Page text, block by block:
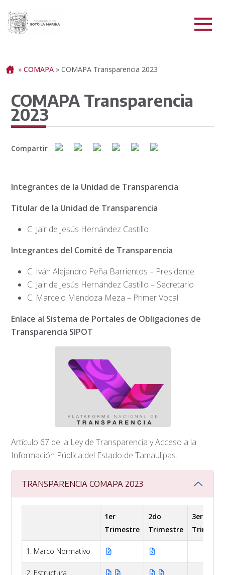
Portada
» COMAPA » COMAPA Transparencia 2023
COMAPA Transparencia
2023
Compartir
Integrantes de la Unidad de Transparencia
Titular de la Unidad de Transparencia
C. Jair de Jesús Hernández Castillo
Integrantes del Comité de Transparencia
C. Iván Alejandro Peña Barrientos – Presidente
C. Jair de Jesús Hernández Castillo – Secretario
C. Marcelo Mendoza Meza – Primer Vocal
Enlace al Sistema de Portales de Obligaciones de
Transparencia SIPOT
Artículo 67 de la Ley de Transparencia y Acceso a la
Información Pública del Estado de Tamaulipas.
TRANSPARENCIA COMAPA 2023
1er
Trimestre
2do
Trimestre
3er
1. Marco Normativo
2. Estructura